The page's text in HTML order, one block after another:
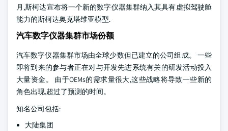
月,斯柯达宣布将一个新的数字仪器集群纳入其具有虚拟驾驶舱
能力的斯柯达奥克塔维亚模型.
汽车数字仪器集群市场份额
汽车数字仪器集群市场由全球少数但已建立的公司组成。 一些
即将到来的参与者正在对与开发先进系统有关的研发活动投入
大量资金。 由于OEMs的需求量很大,这些战略将导致一些新的
角色出现,超过了预测的时间。
知名公司包括:
大陆集团